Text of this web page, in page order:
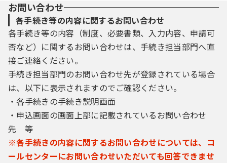
本システムを利用して申請・届出等手続を
行う場合は、利用者たる本人が利用方法に従
い利用者登録を行うことができるものとしま
す。
（１）利用者登録を行う際は、利用者ＩＤ、
パスワード、氏名、住所、その他の必要な事
項を本システム上で登録してください。
（２）住所、氏名、メールアドレス等に変更
があった場合は変更手続を行ってください。
ルアドレスへＵＲＬを送信します。利用者
は、メールに記載されているＵＲＬにアクセ
お問い合わせ
各手続き等の内容に関するお問い合わせ
各手続き等の内容（制度、必要書類、入力内容、申請可
否など）に関するお問い合わせは、手続き担当部門へ直
接ご連絡ください。
手続き担当部門のお問い合わせ先が登録されている場合
は、以下に表示されますのでご確認ください。
・各手続きの手続き説明画面
・申込画面の画面上部に記載されているお問い合わせ
先 等
※各手続きの内容に関するお問い合わせについては、コ
ールセンターにお問い合わせいただいても回答できませ